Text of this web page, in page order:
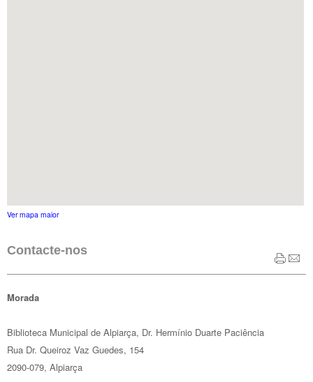
Ver mapa maior
Contacte-nos
Morada
Biblioteca Municipal de Alpiarça, Dr. Hermínio Duarte Paciência
Rua Dr. Queiroz Vaz Guedes, 154
2090-079, Alpiarça